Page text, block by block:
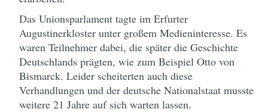
Das Unionsparlament tagte im Erfurter
Augustinerkloster unter großem Medieninteresse. Es
waren Teilnehmer dabei, die später die Geschichte
Deutschlands prägten, wie zum Beispiel Otto von
Bismarck. Leider scheiterten auch diese
Verhandlungen und der deutsche Nationalstaat musste
weitere 21 Jahre auf sich warten lassen.